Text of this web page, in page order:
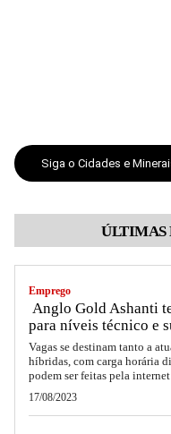
Siga o Cidades e
ÚLTIMAS
Emprego
Anglo Gold Ashanti
para níveis técnico e
Vagas se destinam tanto a
híbridas, com carga horária
podem ser feitas pela
17/08/2023